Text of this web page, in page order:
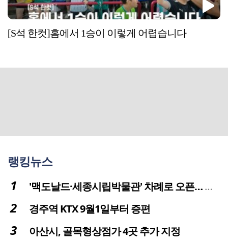
[S석 한컷]홈에서 1승이 이렇게 어렵습니다
랭킹뉴스
'맥도날드·세종시립박물관' 차례로 오픈… 고운동 정주여건 좋아진다
경주역 KTX 9월1일부터 증편
아산시, 골목형상점가 4곳 추가 지정